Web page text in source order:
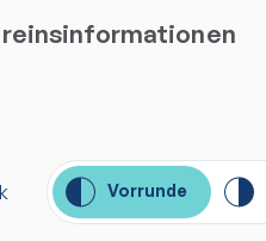
Vorrunde